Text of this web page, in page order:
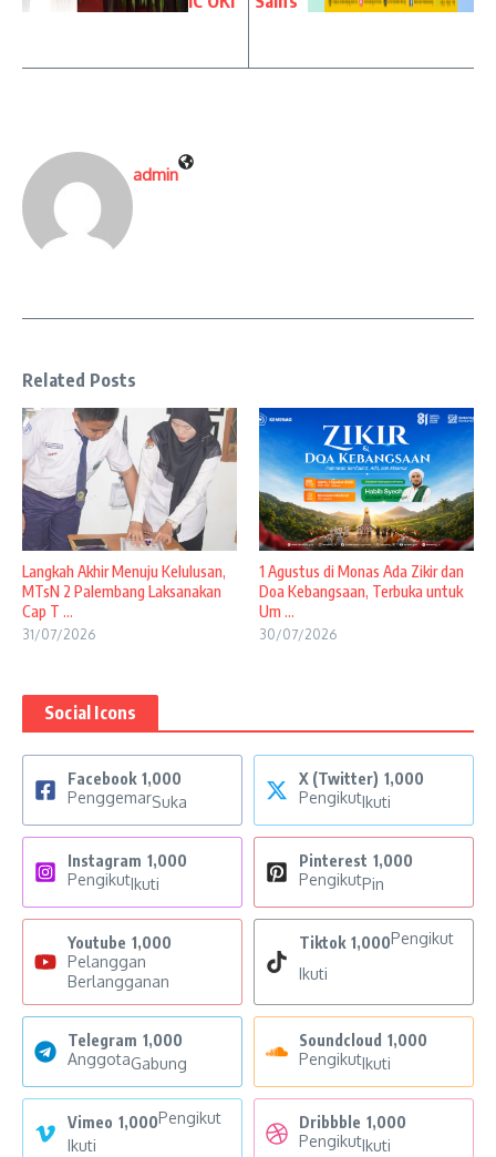
admin
Related Posts
Langkah Akhir Menuju Kelulusan,
MTsN 2 Palembang Laksanakan
Cap T ...
31/07/2026
1 Agustus di Monas Ada Zikir dan
Doa Kebangsaan, Terbuka untuk
Um ...
30/07/2026
Social Icons
Facebook 1,000
PenggemarSuka
X (Twitter) 1,000
PengikutIkuti
Instagram 1,000
PengikutIkuti
Pinterest 1,000
PengikutPin
Youtube 1,000
Pelanggan
Berlangganan
Tiktok 1,000Pengikut
Ikuti
Telegram 1,000
AnggotaGabung
Soundcloud 1,000
PengikutIkuti
Vimeo 1,000Pengikut
Ikuti
Dribbble 1,000
PengikutIkuti